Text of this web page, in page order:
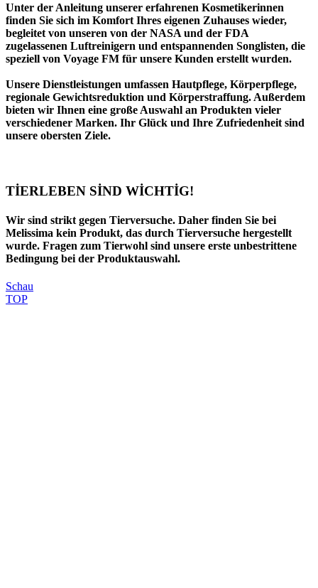
Unter der Anleitung unserer erfahrenen Kosmetikerinnen
finden Sie sich im Komfort Ihres eigenen Zuhauses wieder,
begleitet von unseren von der NASA und der FDA
zugelassenen Luftreinigern und entspannenden Songlisten, die
speziell von Voyage FM für unsere Kunden erstellt wurden.
Unsere Dienstleistungen umfassen Hautpflege, Körperpflege,
regionale Gewichtsreduktion und Körperstraffung. Außerdem
bieten wir Ihnen eine große Auswahl an Produkten vieler
verschiedener Marken. Ihr Glück und Ihre Zufriedenheit sind
unsere obersten Ziele.
TİERLEBEN SİND WİCHTİG!
Wir sind strikt gegen Tierversuche. Daher finden Sie bei
Melissima kein Produkt, das durch Tierversuche hergestellt
wurde. Fragen zum Tierwohl sind unsere erste unbestrittene
Bedingung bei der Produktauswahl.
Schau
TOP